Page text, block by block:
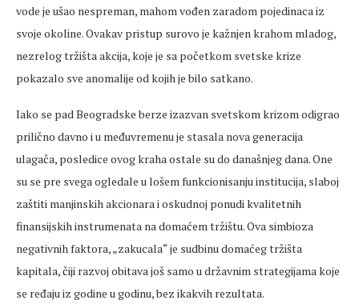
vode je ušao nespreman, mahom vođen zaradom pojedinaca iz
svoje okoline. Ovakav pristup surovo je kažnjen krahom mladog,
nezrelog tržišta akcija, koje je sa početkom svetske krize
pokazalo sve anomalije od kojih je bilo satkano.
Iako se pad Beogradske berze izazvan svetskom krizom odigrao
prilično davno i u međuvremenu je stasala nova generacija
ulagača, posledice ovog kraha ostale su do današnjeg dana. One
su se pre svega ogledale u lošem funkcionisanju institucija, slaboj
zaštiti manjinskih akcionara i oskudnoj ponudi kvalitetnih
finansijskih instrumenata na domaćem tržištu. Ova simbioza
negativnih faktora, „zakucala“ je sudbinu domaćeg tržišta
kapitala, čiji razvoj obitava još samo u državnim strategijama koje
se ređaju iz godine u godinu, bez ikakvih rezultata.